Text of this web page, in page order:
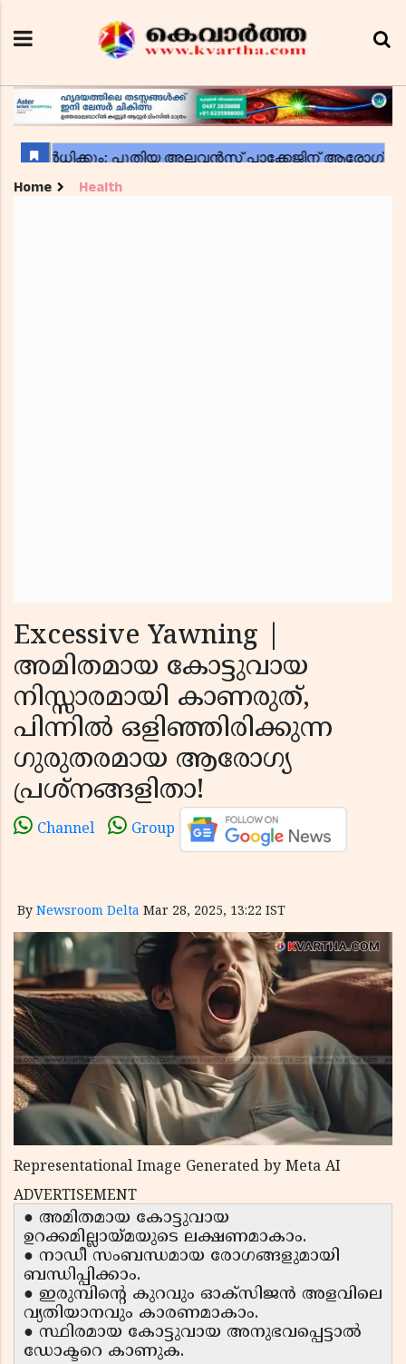
Home Health
Excessive Yawning |
അമിതമായ കോട്ടുവായ
നിസ്സാരമായി കാണരുത്,
പിന്നിൽ ഒളിഞ്ഞിരിക്കുന്ന
ഗുരുതരമായ ആരോഗ്യ
പ്രശ്നങ്ങളിതാ!
Channel Group
By Newsroom Delta Mar 28, 2025, 13:22 IST
Representational Image Generated by Meta AI
ADVERTISEMENT
● അമിതമായ കോട്ടുവായ
ഉറക്കമില്ലായ്മയുടെ ലക്ഷണമാകാം.
● നാഡീ സംബന്ധമായ രോഗങ്ങളുമായി
ബന്ധിപ്പിക്കാം.
● ഇരുമ്പിന്റെ കുറവും ഓക്സിജൻ അളവിലെ
വ്യതിയാനവും കാരണമാകാം.
● സ്ഥിരമായ കോട്ടുവായ അനുഭവപ്പെട്ടാൽ
ഡോക്ടറെ കാണുക.